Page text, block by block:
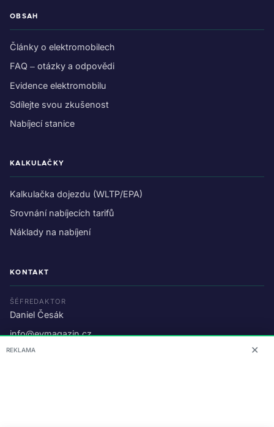
OBSAH
Články o elektromobilech
FAQ – otázky a odpovědi
Evidence elektromobilu
Sdílejte svou zkušenost
Nabíjecí stanice
KALKULAČKY
Kalkulačka dojezdu (WLTP/EPA)
Srovnání nabíjecích tarifů
Náklady na nabíjení
KONTAKT
ŠÉFREDAKTOR
Daniel Česák
info@evmagazin.cz
O nás
REKLAMA ✕